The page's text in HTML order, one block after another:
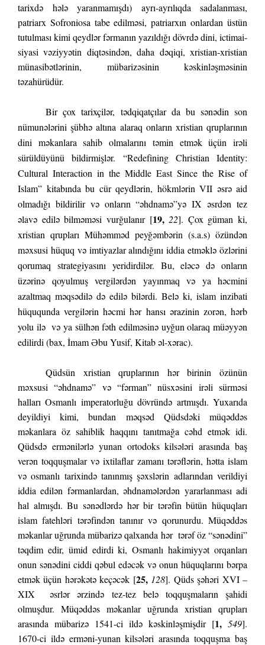
tarixdə hələ yaranmamışdı) ayrı-ayrılıqda sadalanması,
patriarx Sofroniosa tabe edilməsi, patriarxın onlardan üstün
tutulması kimi qeydlər fərmanın yazıldığı dövrdə dini, ictimai-
siyasi vəziyyətin diqtəsindən, daha dəqiqi, xristian-xristian
münasibətlərinin, mübarizəsinin kəskinləşməsinin
təzahürüdür.
Bir çox tarixçilər, tədqiqatçılar da bu sənədin son
nümunələrini şübhə altına alaraq onların xristian qruplarının
dini məkanlara sahib olmalarını təmin etmək üçün irəli
sürüldüyünü bildirmişlər. “Redefining Christian Identity:
Cultural Interaction in the Middle East Since the Rise of
Islam” kitabında bu cür qeydlərin, hökmlərin VII əsrə aid
olmadığı bildirilir və onların “əhdnamə”yə IX əsrdən tez
əlavə edilə bilməməsi vurğulanır [19, 22]. Çox güman ki,
xristian qrupları Mühəmməd peyğəmbərin (s.a.s) özündən
məxsusi hüquq və imtiyazlar alındığını iddia etməklə özlərini
qorumaq strategiyasını yeridirdilər. Bu, eləcə də onların
üzərinə qoyulmuş vergilərdən yayınmaq və ya həcmini
azaltmaq məqsədilə də edilə bilərdi. Belə ki, islam inzibati
hüququnda vergilərin həcmi hər hansı ərazinin zorən, hərb
yolu ilə və ya sülhən fəth edilməsinə uyğun olaraq müəyyən
edilirdi (bax, İmam Əbu Yusif, Kitab əl-xərac).
Qüdsün xristian qruplarının hər birinin özünün
məxsusi “əhdnamə” və “fərman” nüsxəsini irəli sürməsi
halları Osmanlı imperatorluğu dövründə artmışdı. Yuxarıda
deyildiyi kimi, bundan məqsəd Qüdsdəki müqəddəs
məkanlara öz sahiblik haqqını tanıtmağa cəhd etmək idi.
Qüdsdə ermənilərlə yunan ortodoks kilsələri arasında baş
verən toqquşmalar və ixtilaflar zamanı tərəflərin, hətta islam
və osmanlı tarixində tanınmış şəxslərin adlarından verildiyi
iddia edilən fərmanlardan, əhdnamələrdən yararlanması adi
hal almışdı. Bu sənədlərdə hər bir tərəfin bütün hüquqları
islam fatehləri tərəfindən tanınır və qorunurdu. Müqəddəs
məkanlar uğrunda mübarizə qalxanda hər tərəf öz “sənədini”
təqdim edir, ümid edirdi ki, Osmanlı hakimiyyət orqanları
onun sənədini ciddi qəbul edəcək və onun hüquqlarını bərpa
etmək üçün hərəkətə keçəcək [25, 128]. Qüds şəhəri XVI –
XIX əsrlər ərzində tez-tez belə toqquşmaların şahidi
olmuşdur. Müqəddəs məkanlar uğrunda xristian qrupları
arasında mübarizə 1541-ci ildə kəskinləşmişdir [1, 549].
1670-ci ildə erməni-yunan kilsələri arasında toqquşma baş